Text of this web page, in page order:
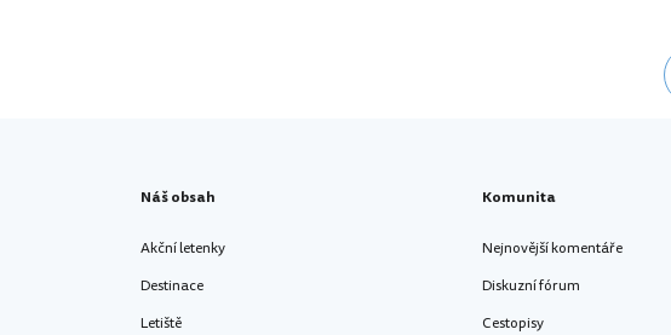
Náš obsah
Akční letenky
Destinace
Letiště
Komunita
Nejnovější komentáře
Diskuzní fórum
Cestopisy